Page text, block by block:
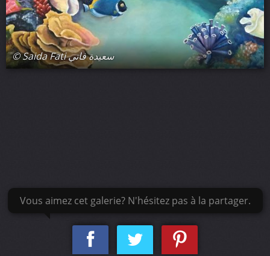
© Saida Fati سعيدة فاتي
Vous aimez cet galerie? N'hésitez pas à la partager.